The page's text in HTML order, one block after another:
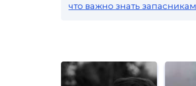
что важно знать запасникам